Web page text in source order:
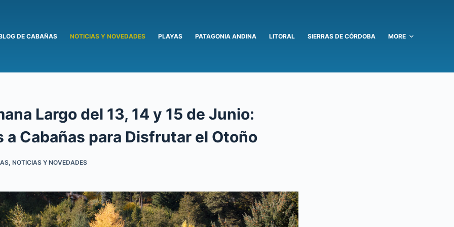
DE CABAÑAS NOTICIAS Y NOVEDADES PLAYAS PATAGONIA ANDINA LITORAL SIERRAS DE CÓRDOBA MORE
Largo del 13, 14 y 15 de Junio:
a Cabañas para Disfrutar el Otoño
, NOTICIAS Y NOVEDADES